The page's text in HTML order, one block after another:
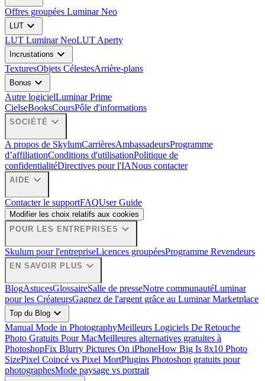
Offres groupées Luminar Neo
LUT expand_more
LUT Luminar NeoLUT Aperty
Incrustations expand_more
TexturesObjets CélestesArrière-plans
Bonus expand_more
Autre logicielLuminar Prime
CielseBooksCoursPôle d'informations
SOCIÉTÉ expand_more
A propos de SkylumCarrièresAmbassadeursProgramme
d’affiliationConditions d'utilisationPolitique de
confidentialitéDirectives pour l'IANous contacter
AIDE expand_more
Contacter le supportFAQUser Guide
Modifier les choix relatifs aux cookies
POUR LES ENTREPRISES expand_more
Skulum pour l'entrepriseLicences groupéesProgramme Revendeurs
EN SAVOIR PLUS expand_more
BlogAstucesGlossaireSalle de presseNotre communautéLuminar
pour les CréateursGagnez de l'argent grâce au Luminar Marketplace
Top du Blog expand_more
Manual Mode in PhotographyMeilleurs Logiciels De Retouche
Photo Gratuits Pour MacMeilleures alternatives gratuites à
PhotoshopFix Blurry Pictures On iPhoneHow Big Is 8x10 Photo
SizePixel Coincé vs Pixel MortPlugins Photoshop gratuits pour
photographesMode paysage vs portrait